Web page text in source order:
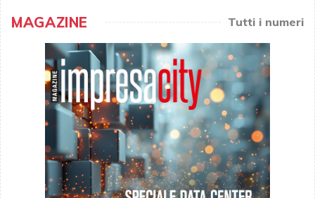
MAGAZINE Tutti i numeri